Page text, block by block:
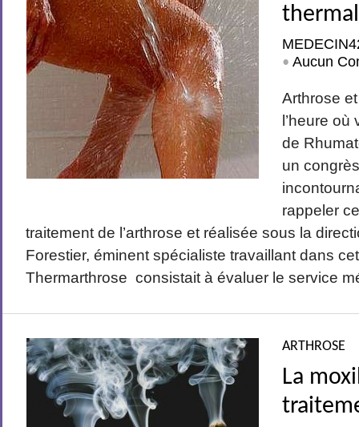
•Aucun
Arthrose
l’heure
de
un
rappeler
traitement de l’arthrose et réalisée sous la
Forestier, éminent spécialiste travaillant dans
Thermarthrose consistait à évaluer le service
ARTHROSE
La